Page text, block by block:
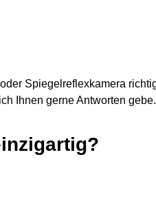
Spiegelreflexkamera
Ihnen gerne Antworten